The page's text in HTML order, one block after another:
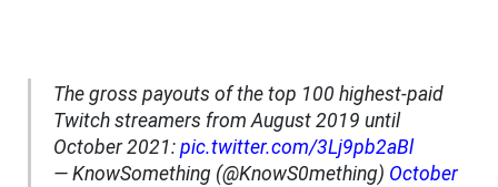
The gross payouts of the top 100 highest-paid
Twitch streamers from August 2019 until
October 2021: pic.twitter.com/3Lj9pb2aBl
— KnowSomething (@KnowS0mething) October